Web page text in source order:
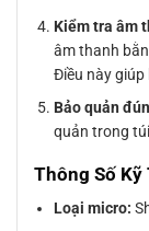
Kiểm tra âm
âm thanh
Điều này giúp
Bảo quản
quản trong
Thông Số Kỹ
Loại micro: